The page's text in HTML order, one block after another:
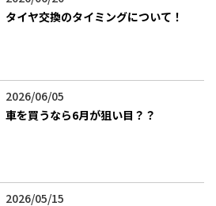
タイヤ交換のタイミングについて！
2026/06/05
車を買うなら6月が狙い目？？
2026/05/15